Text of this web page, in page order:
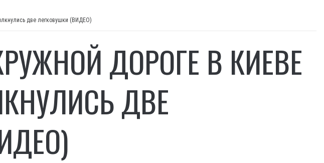
две легковушки (ВИДЕО)
ДОРОГЕ В КИЕВЕ
ДВЕ